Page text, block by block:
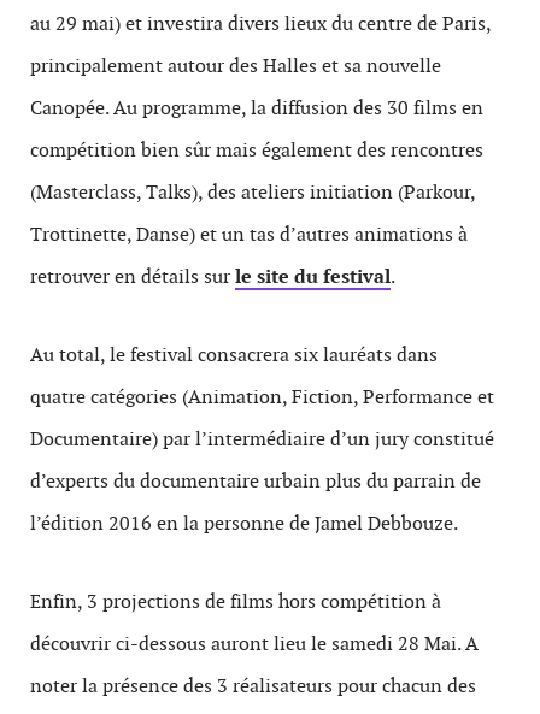
au 29 mai) et investira divers lieux du centre de Paris,
principalement autour des Halles et sa nouvelle
Canopée. Au programme, la diffusion des 30 films en
compétition bien sûr mais également des rencontres
(Masterclass, Talks), des ateliers initiation (Parkour,
Trottinette, Danse) et un tas d’autres animations à
retrouver en détails surle site du festival.
Au total, le festival consacrera six lauréats dans
quatre catégories (Animation, Fiction, Performance et
Documentaire) par l’intermédiaire d’un jury constitué
d’experts du documentaire urbain plus du parrain de
l’édition 2016 en la personne de Jamel Debbouze.
Enfin, 3 projections de films hors compétition à
découvrir ci-dessous auront lieu le samedi 28 Mai. A
noter la présence des 3 réalisateurs pour chacun des